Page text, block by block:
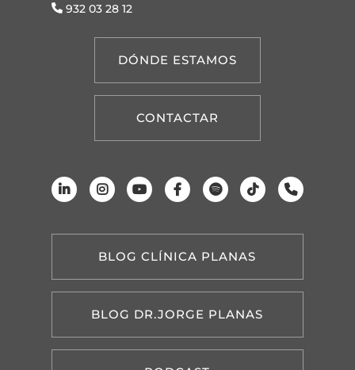
932 03 28 12
DÓNDE ESTAMOS
CONTACTAR
BLOG CLÍNICA PLANAS
BLOG DR.JORGE PLANAS